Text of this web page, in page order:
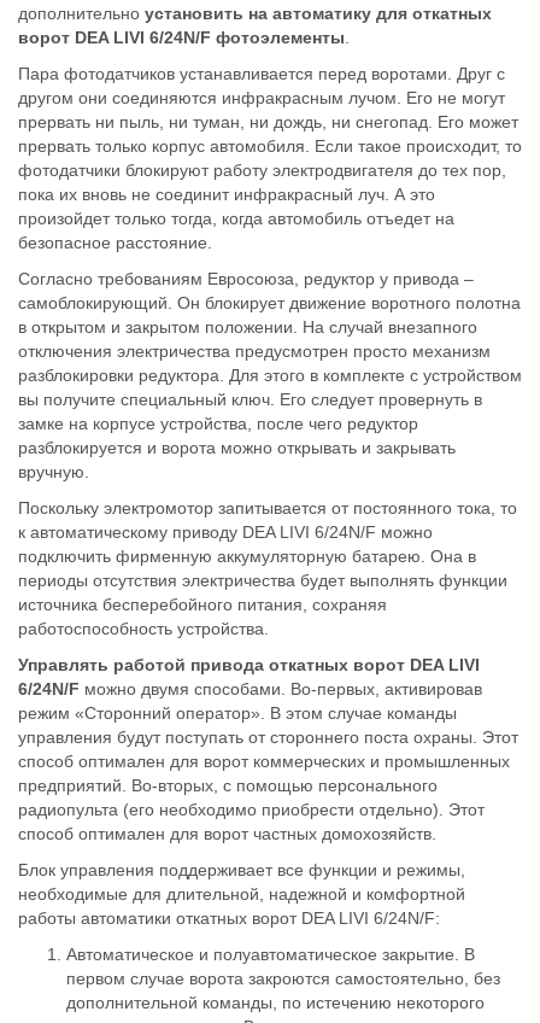
дополнительно установить на автоматику для откатных
ворот DEA LIVI 6/24N/F фотоэлементы
Пара фотодатчиков устанавливается перед воротами. Друг с
другом они соединяются инфракрасным лучом. Его не могут
прервать ни пыль, ни туман, ни дождь, ни снегопад. Его может
прервать только корпус автомобиля. Если такое происходит, то
фотодатчики блокируют работу электродвигателя до тех пор,
пока их вновь не соединит инфракрасный луч. А это
произойдет только тогда, когда автомобиль отъедет на
безопасное расстояние.
Согласно требованиям Евросоюза, редуктор у привода –
самоблокирующий. Он блокирует движение воротного полотна
в открытом и закрытом положении. На случай внезапного
отключения электричества предусмотрен просто механизм
разблокировки редуктора. Для этого в комплекте с устройством
вы получите специальный ключ. Его следует провернуть в
замке на корпусе устройства, после чего редуктор
разблокируется и ворота можно открывать и закрывать
вручную.
Поскольку электромотор запитывается от постоянного тока, то
к автоматическому приводу DEA LIVI 6/24N/F можно
подключить фирменную аккумуляторную батарею. Она в
периоды отсутствия электричества будет выполнять функции
источника бесперебойного питания, сохраняя
работоспособность устройства.
Управлять работой привода откатных ворот DEA LIVI
6/24N/F можно двумя способами. Во-первых, активировав
режим «Сторонний оператор». В этом случае команды
управления будут поступать от стороннего поста охраны. Этот
способ оптимален для ворот коммерческих и промышленных
предприятий. Во-вторых, с помощью персонального
радиопульта (его необходимо приобрести отдельно). Этот
способ оптимален для ворот частных домохозяйств.
Блок управления поддерживает все функции и режимы,
необходимые для длительной, надежной и комфортной
работы автоматики откатных ворот DEA LIVI 6/24N/F:
Автоматическое и полуавтоматическое закрытие. В
первом случае ворота закроются самостоятельно, без
дополнительной команды, по истечению некоторого